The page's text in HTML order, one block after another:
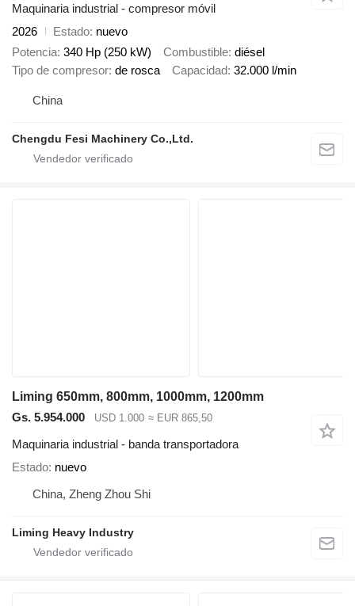
Maquinaria industrial - compresor móvil
2026
Estado nuevo
Potencia 340 Hp (250 kW) Combustible diésel
Tipo de compresor de rosca Capacidad 32.000 l/min
China
Chengdu Fesi Machinery Co.,Ltd.
Liming 650mm, 800mm, 1000mm, 1200mm
Gs. 5.954.000
USD 1.000 ≈ EUR 865,50
Maquinaria industrial - banda transportadora
Estado nuevo
China, Zheng Zhou Shi
Liming Heavy Industry